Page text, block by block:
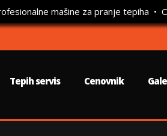
mašine za pranje tepiha •
Tepih servis Cenovnik